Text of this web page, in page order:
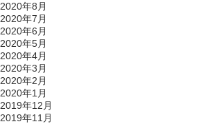
2020年8月
2020年7月
2020年6月
2020年5月
2020年4月
2020年3月
2020年2月
2020年1月
2019年12月
2019年11月